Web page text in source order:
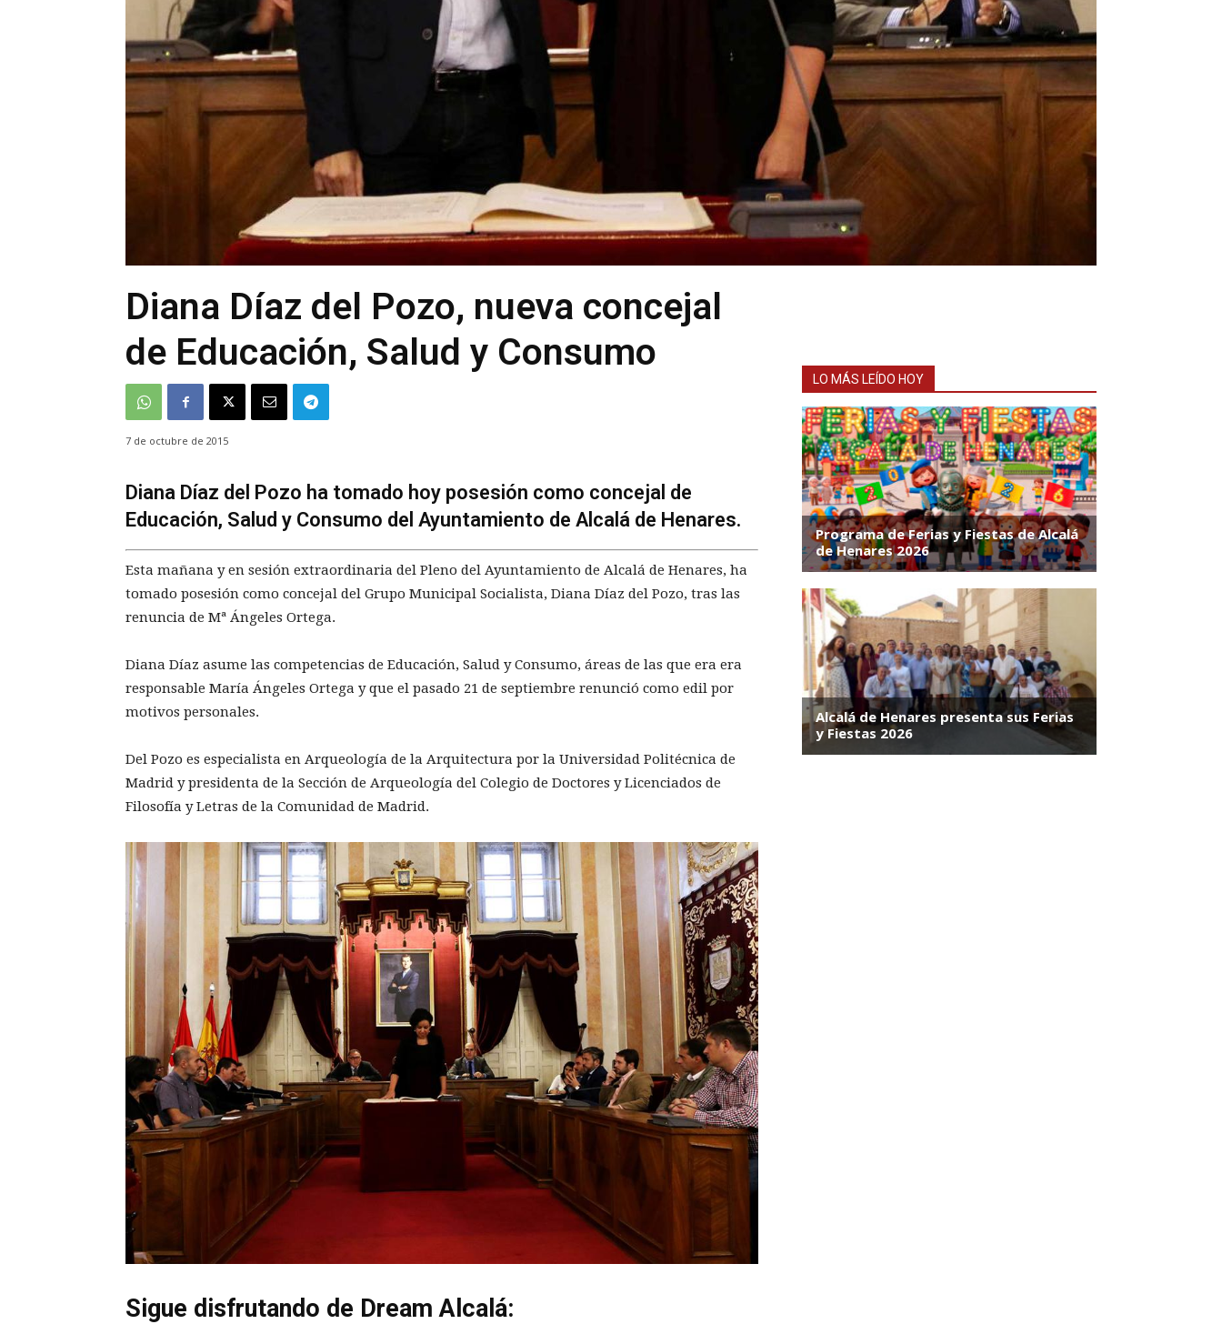
Diana Díaz del Pozo, nueva concejal
de Educación, Salud y Consumo
7 de octubre de 2015
Diana Díaz del Pozo ha tomado hoy posesión como concejal de
Educación, Salud y Consumo del Ayuntamiento de Alcalá de Henares.
Esta mañana y en sesión extraordinaria del Pleno del Ayuntamiento de Alcalá de Henares, ha
tomado posesión como concejal del Grupo Municipal Socialista, Diana Díaz del Pozo, tras las
renuncia de Mª Ángeles Ortega.
Diana Díaz asume las competencias de Educación, Salud y Consumo, áreas de las que era era
responsable María Ángeles Ortega y que el pasado 21 de septiembre renunció como edil por
motivos personales.
Del Pozo es especialista en Arqueología de la Arquitectura por la Universidad Politécnica de
Madrid y presidenta de la Sección de Arqueología del Colegio de Doctores y Licenciados de
Filosofía y Letras de la Comunidad de Madrid.
Sigue disfrutando de Dream Alcalá:
LO MÁS LEÍDO HOY